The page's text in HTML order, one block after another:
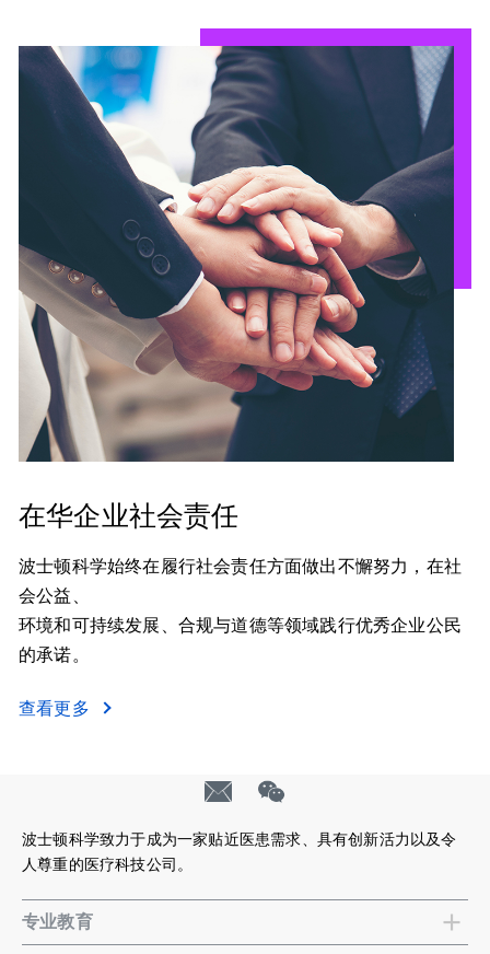
在华企业社会责任
波士顿科学始终在履行社会责任方面做出不懈努力，在社
会公益、
环境和可持续发展、合规与道德等领域践行优秀企业公民
的承诺。
查看更多
波士顿科学致力于成为一家贴近医患需求、具有创新活力以及令
人尊重的医疗科技公司。
专业教育